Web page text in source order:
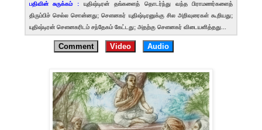
பதிவின் சுருக்கம் : யுதிஷ்டிரன் தங்களைத் தொடர்ந்து வந்த பிராமணர்களைத்
திரும்பிச் செல்ல சொன்னது; சௌனகர் யுதிஷ்டிரனுக்கு சில அறிவுரைகள் கூறியது;
யுதிஷ்டிரன் சௌனகரிடம் சந்தேகம் கேட்டது; அதற்கு சௌனகர் விடையளித்தது...
Comment Video Audio